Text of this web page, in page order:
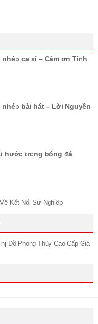
ca sỉ – Cảm ơn Tình
bài hát – Lời Nguyền
hước trong bóng đá